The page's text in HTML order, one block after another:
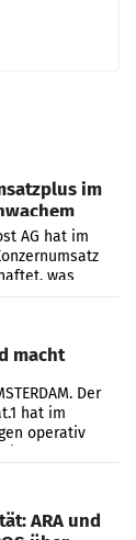
im
AG hat im
was
dem
macht
Der
hat im
operativ
ARA und